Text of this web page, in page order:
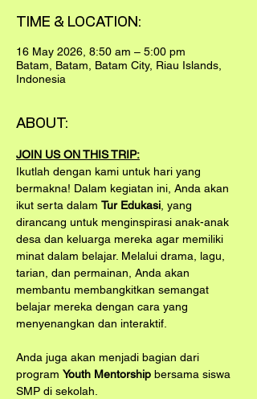
TIME & LOCATION:
16 May 2026, 8:50 am – 5:00 pm
Batam, Batam, Batam City, Riau Islands,
Indonesia
ABOUT:
JOIN US ON THIS TRIP:
Ikutlah dengan kami untuk hari yang
bermakna! Dalam kegiatan ini, Anda akan
ikut serta dalam Tur Edukasi , yang
dirancang untuk menginspirasi anak-anak
desa dan keluarga mereka agar memiliki
minat dalam belajar. Melalui drama, lagu,
tarian, dan permainan, Anda akan
membantu membangkitkan semangat
belajar mereka dengan cara yang
menyenangkan dan interaktif.
Anda juga akan menjadi bagian dari
program Youth Mentorship bersama siswa
SMP di sekolah.